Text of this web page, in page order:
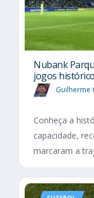
Nubank
jogos
Guilherme
Conheça a
capacidade,
marcaram a